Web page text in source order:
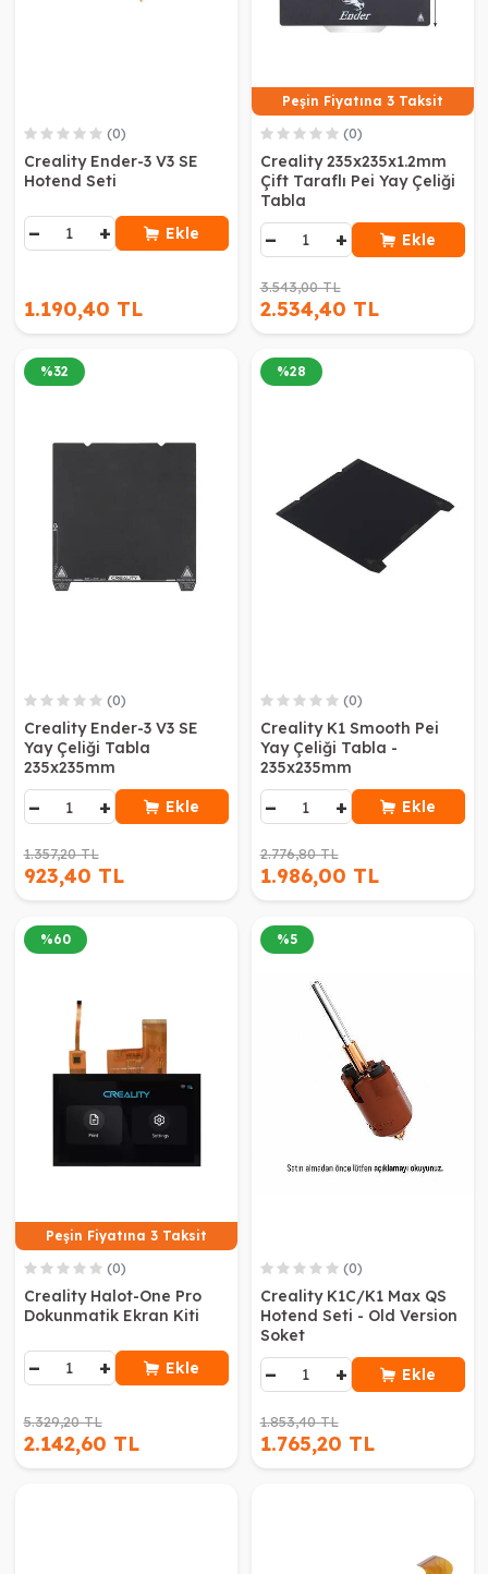
(0)
Creality Ender-3 V3 SE
Hotend Seti
− + Ekle
1.190,40 TL
Peşin Fiyatına 3 Taksit
(0)
Creality 235x235x1.2mm
Çift Taraflı Pei Yay Çeliği
Tabla
− + Ekle
3.543,00 TL
2.534,40 TL
%32
(0)
Creality Ender-3 V3 SE
Yay Çeliği Tabla
235x235mm
− + Ekle
1.357,20 TL
923,40 TL
%28
(0)
Creality K1 Smooth Pei
Yay Çeliği Tabla -
235x235mm
− + Ekle
2.776,80 TL
1.986,00 TL
Peşin Fiyatına 3 Taksit
%60
(0)
Creality Halot-One Pro
Dokunmatik Ekran Kiti
− + Ekle
5.329,20 TL
2.142,60 TL
%5
(0)
Creality K1C/K1 Max QS
Hotend Seti - Old Version
Soket
− + Ekle
1.853,40 TL
1.765,20 TL